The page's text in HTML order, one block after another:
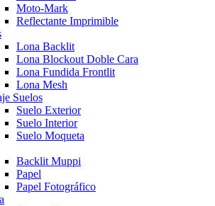
Moto-Mark
Reflectante Imprimible
Lona Backlit
Lona Blockout Doble Cara
Lona Fundida Frontlit
Lona Mesh
Suelos
Suelo Exterior
Suelo Interior
Suelo Moqueta
Backlit Muppi
Papel
Papel Fotográfico